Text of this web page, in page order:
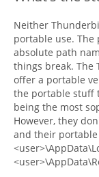
Neither
portable use.
absolute path
things break. The
offer a portable
the portable stuff
being the most
However, they
and their portable